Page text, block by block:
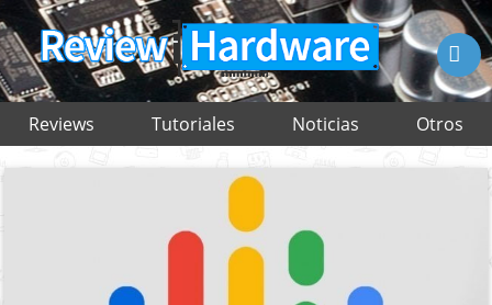
Reviews Tutoriales Noticias Otros
